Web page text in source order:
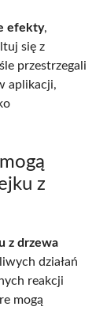
efekty,
się z
przestrzegali
aplikacji,
z
z drzewa
działań
reakcji
mogą